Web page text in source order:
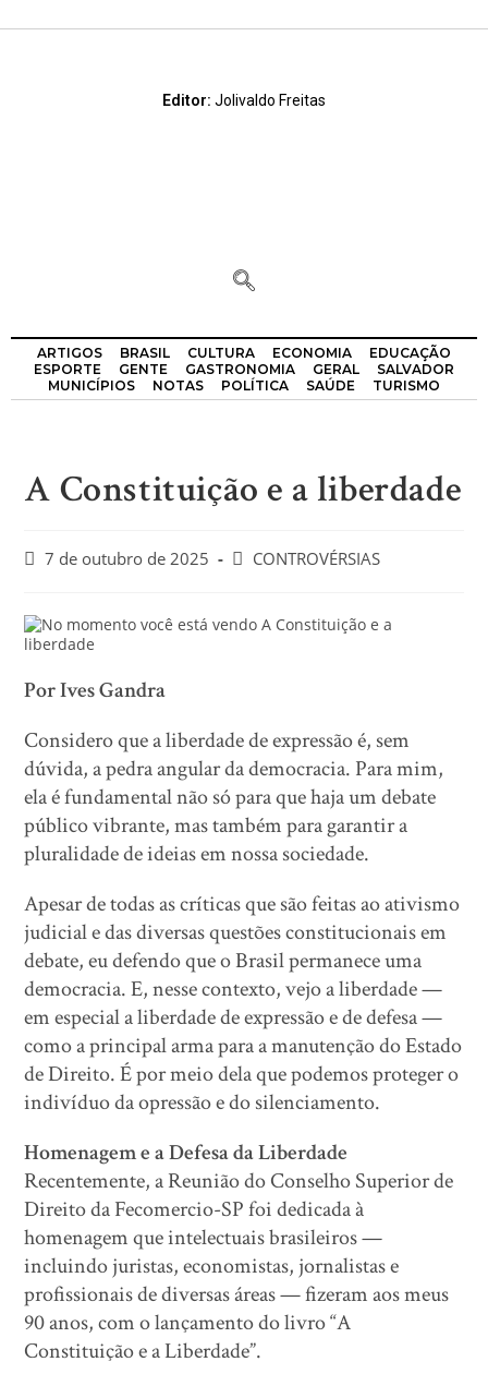
Editor: Jolivaldo Freitas
ARTIGOS BRASIL CULTURA ECONOMIA
EDUCAÇÃO
ESPORTE
GENTE GASTRONOMIA GERAL
SALVADOR
MUNICÍPIOS
NOTAS POLÍTICA SAÚDE TURISMO
A Constituição e a liberdade
7 de outubro de 2025 CONTROVÉRSIAS
Por Ives Gandra
Considero que a liberdade de expressão é, sem
dúvida, a pedra angular da democracia. Para mim,
ela é fundamental não só para que haja um debate
público vibrante, mas também para garantir a
pluralidade de ideias em nossa sociedade.
Apesar de todas as críticas que são feitas ao ativismo
judicial e das diversas questões constitucionais em
debate, eu defendo que o Brasil permanece uma
democracia. E, nesse contexto, vejo a liberdade —
em especial a liberdade de expressão e de defesa —
como a principal arma para a manutenção do Estado
de Direito. É por meio dela que podemos proteger o
indivíduo da opressão e do silenciamento.
Homenagem e a Defesa da Liberdade
Recentemente, a Reunião do Conselho Superior de
Direito da Fecomercio-SP foi dedicada à
homenagem que intelectuais brasileiros —
incluindo juristas, economistas, jornalistas e
profissionais de diversas áreas — fizeram aos meus
90 anos, com o lançamento do livro “A
Constituição e a Liberdade”.